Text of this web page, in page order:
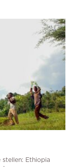
stellen: Ethiopia